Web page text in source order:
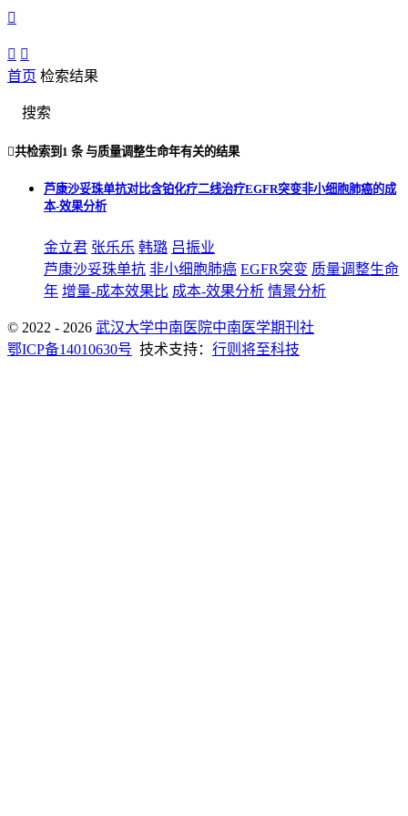

 
首页 检索结果
搜索
共检索到 1 条与质量调整生命年有关的结果
芦康沙妥珠单抗对比含铂化疗二线治疗EGFR突变非小细胞肺癌的成
本-效果分析
金立君 张乐乐 韩璐 吕振业
芦康沙妥珠单抗 非小细胞肺癌 EGFR突变 质量调整生命
年 增量-成本效果比 成本-效果分析 情景分析
© 2022 - 2026 武汉大学中南医院中南医学期刊社
鄂ICP备14010630号 技术支持： 行则将至科技